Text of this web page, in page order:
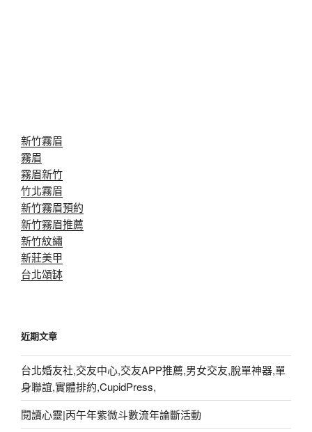
新竹霧眉
霧眉
霧眉新竹
竹北霧眉
新竹霧眉預約
新竹霧眉推薦
新竹紋繡
新莊美甲
台北頌缽
近期文章
台北婚友社,交友中心,交友APP推薦,男女交友,脫單神器,單
身聯誼,實體排約,CupidPress,
閱讀心靈|丙午年紫微斗數流年論斷活動